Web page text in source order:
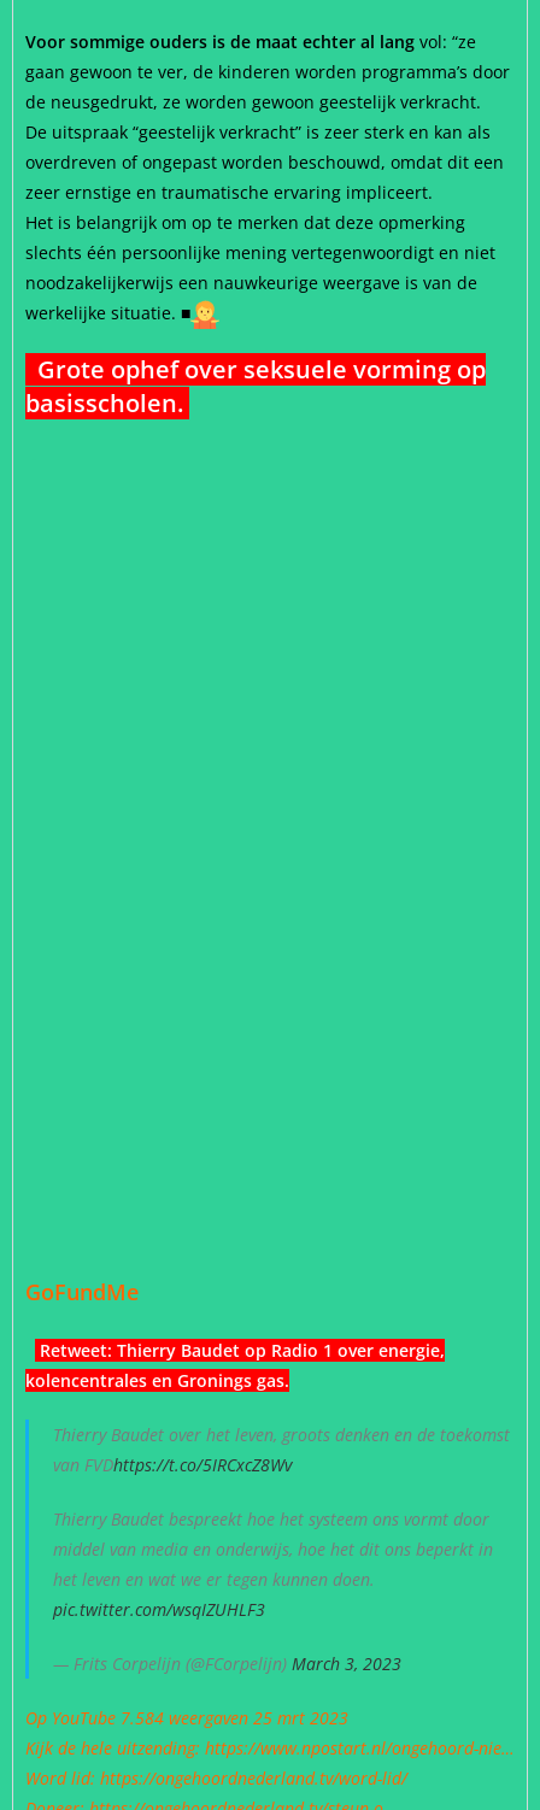
Voor sommige ouders is de maat echter al lang vol: “ze
gaan gewoon te ver, de kinderen worden programma’s door
de neusgedrukt, ze worden gewoon geestelijk verkracht.
De uitspraak “geestelijk verkracht” is zeer sterk en kan als
overdreven of ongepast worden beschouwd, omdat dit een
zeer ernstige en traumatische ervaring impliceert.
Het is belangrijk om op te merken dat deze opmerking
slechts één persoonlijke mening vertegenwoordigt en niet
noodzakelijkerwijs een nauwkeurige weergave is van de
werkelijke situatie. ■
Grote ophef over seksuele vorming op
basisscholen.
GoFundMe
Retweet: Thierry Baudet op Radio 1 over energie,
kolencentrales en Gronings gas.
Thierry Baudet over het leven, groots denken en de toekomst
van FVDhttps://t.co/5IRCxcZ8Wv
Thierry Baudet bespreekt hoe het systeem ons vormt door
middel van media en onderwijs, hoe het dit ons beperkt in
het leven en wat we er tegen kunnen doen.
pic.twitter.com/wsqIZUHLF3
— Frits Corpelijn (@FCorpelijn) March 3, 2023
Op YouTube 7.584 weergaven 25 mrt 2023
Kijk de hele uitzending: https://www.npostart.nl/ongehoord-nie…
Word lid: https://ongehoordnederland.tv/word-lid/